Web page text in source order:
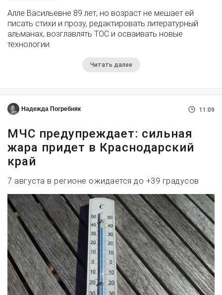
Алле Васильевне 89 лет, но возраст не мешает ей
писать стихи и прозу, редактировать литературный
альманах, возглавлять ТОС и осваивать новые
технологии.
Читать далее
Надежда Погребняк 11:09
МЧС предупреждает: сильная
жара придет в Краснодарский
край
7 августа в регионе ожидается до +39 градусов